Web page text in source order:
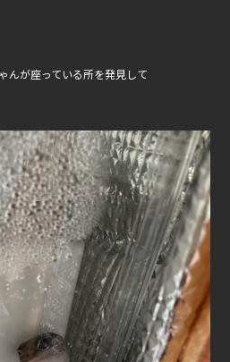
んが座っている所を発見して